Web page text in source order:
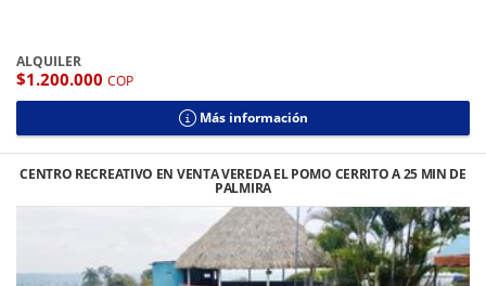
ALQUILER
$1.200.000 COP
Más información
CENTRO RECREATIVO EN VENTA VEREDA EL POMO CERRITO A 25 MIN DE
PALMIRA